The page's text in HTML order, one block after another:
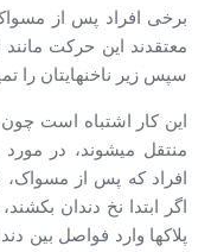
برخی افراد پس از
معتقدند این حرکت مانند
سپس زیر ناخنهایتان را
این کار اشتباه است
منتقل میشوند، در
افراد که پس از
اگر ابتدا نخ دندان
پلاکها وارد فواصل بین